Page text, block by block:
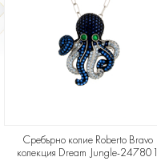
Сребърно колие Roberto Bravo
колекция Dream Jungle-247801